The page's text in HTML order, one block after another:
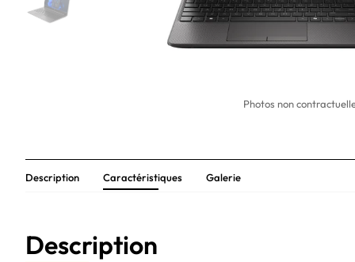
Photos non
Description Caractéristiques Galerie
Description